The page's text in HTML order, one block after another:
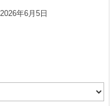
2026年6月5日